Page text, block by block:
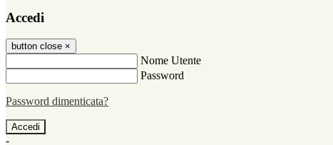
Accedi
button close ×
Nome Utente
Password
Password dimenticata?
-